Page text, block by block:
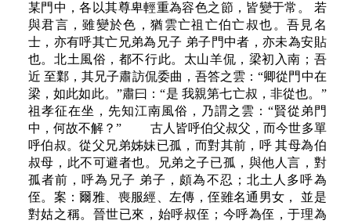
某門中，各以其尊卑輕重為容色之節，皆變于常。 若
與君言，雖變於色，猶雲亡祖亡伯亡叔也。吾見名
士，亦有呼其亡兄弟為兄子 弟子門中者，亦未為安貼
也。北土風俗，都不行此。太山羊侃，梁初入南；吾
近 至鄴，其兄子肅訪侃委曲，吾答之雲：“卿從門中在
梁，如此如此。”肅曰：“是 我親第七亡叔，非從也。”
祖孝征在坐，先知江南風俗，乃謂之雲：“賢從弟門
中，何故不解？” 古人皆呼伯父叔父，而今世多單
呼伯叔。從父兄弟姊妹已孤，而對其前，呼 其母為伯
叔母，此不可避者也。兄弟之子已孤，與他人言，對
孤者前，呼為兄子 弟子，頗為不忍；北土人多呼為
侄。案：爾雅、喪服經、左傳，侄雖名通男女， 並是
對姑之稱。晉世已來，始呼叔侄；今呼為侄，于理為